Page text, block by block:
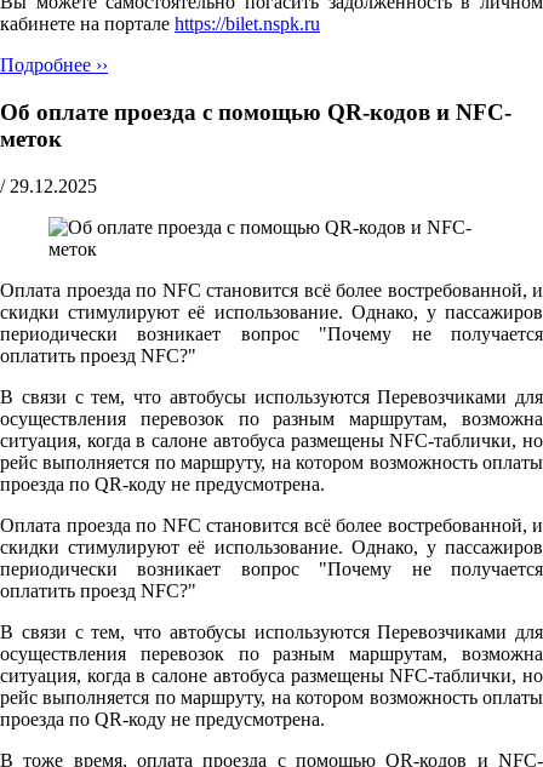
кабинете на портале https://bilet.nspk.ru
Подробнее ››
Об оплате проезда с помощью QR-кодов и NFC-
меток
/ 29.12.2025
Оплата проезда по NFC становится всё более востребованной, и
скидки стимулируют её использование. Однако, у пассажиров
периодически возникает вопрос "Почему не получается
оплатить проезд NFC?"
В связи с тем, что автобусы используются Перевозчиками для
осуществления перевозок по разным маршрутам, возможна
ситуация, когда в салоне автобуса размещены NFC-таблички, но
рейс выполняется по маршруту, на котором возможность оплаты
проезда по QR-коду не предусмотрена.
Оплата проезда по NFC становится всё более востребованной, и
скидки стимулируют её использование. Однако, у пассажиров
периодически возникает вопрос "Почему не получается
оплатить проезд NFC?"
В связи с тем, что автобусы используются Перевозчиками для
осуществления перевозок по разным маршрутам, возможна
ситуация, когда в салоне автобуса размещены NFC-таблички, но
рейс выполняется по маршруту, на котором возможность оплаты
проезда по QR-коду не предусмотрена.
В тоже время, оплата проезда с помощью QR-кодов и NFC-